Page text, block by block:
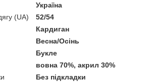
Україна
(UA)
52/54
Кардиган
Весна/Осінь
Букле
вовна 70%, акрил 30%
Без підкладки